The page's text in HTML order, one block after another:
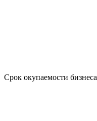
Срок окупаемости бизнеса